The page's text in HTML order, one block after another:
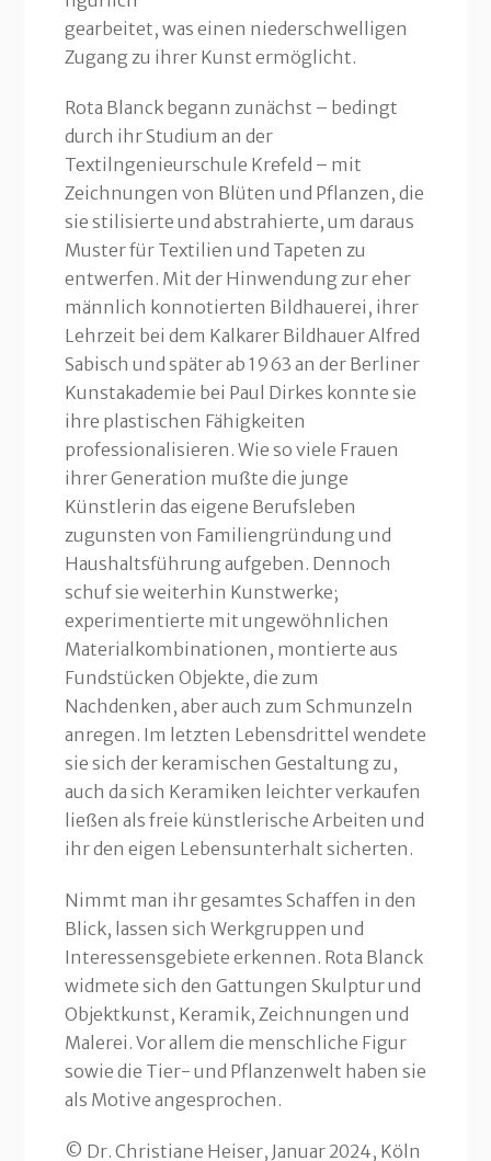
gearbeitet, was einen niederschwelligen
Zugang zu ihrer Kunst ermöglicht.
Rota Blanck begann zunächst – bedingt
durch ihr Studium an der
Textilngenieurschule Krefeld – mit
Zeichnungen von Blüten und Pflanzen, die
sie stilisierte und abstrahierte, um daraus
Muster für Textilien und Tapeten zu
entwerfen. Mit der Hinwendung zur eher
männlich konnotierten Bildhauerei, ihrer
Lehrzeit bei dem Kalkarer Bildhauer Alfred
Sabisch und später ab 1963 an der Berliner
Kunstakademie bei Paul Dirkes konnte sie
ihre plastischen Fähigkeiten
professionalisieren. Wie so viele Frauen
ihrer Generation mußte die junge
Künstlerin das eigene Berufsleben
zugunsten von Familiengründung und
Haushaltsführung aufgeben. Dennoch
schuf sie weiterhin Kunstwerke;
experimentierte mit ungewöhnlichen
Materialkombinationen, montierte aus
Fundstücken Objekte, die zum
Nachdenken, aber auch zum Schmunzeln
anregen. Im letzten Lebensdrittel wendete
sie sich der keramischen Gestaltung zu,
auch da sich Keramiken leichter verkaufen
ließen als freie künstlerische Arbeiten und
ihr den eigen Lebensunterhalt sicherten.
Nimmt man ihr gesamtes Schaffen in den
Blick, lassen sich Werkgruppen und
Interessensgebiete erkennen. Rota Blanck
widmete sich den Gattungen Skulptur und
Objektkunst, Keramik, Zeichnungen und
Malerei. Vor allem die menschliche Figur
sowie die Tier- und Pflanzenwelt haben sie
als Motive angesprochen.
© Dr. Christiane Heiser, Januar 2024, Köln